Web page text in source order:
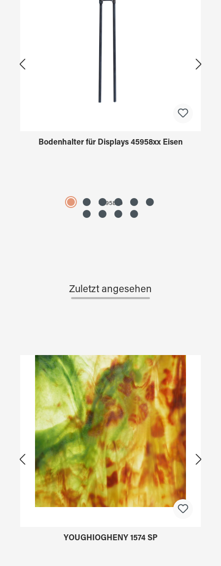
Bodenhalter für Displays 45958xx Eisen
4595890
Zuletzt angesehen
Produktgalerie überspringen
YOUGHIOGHENY 1574 SP